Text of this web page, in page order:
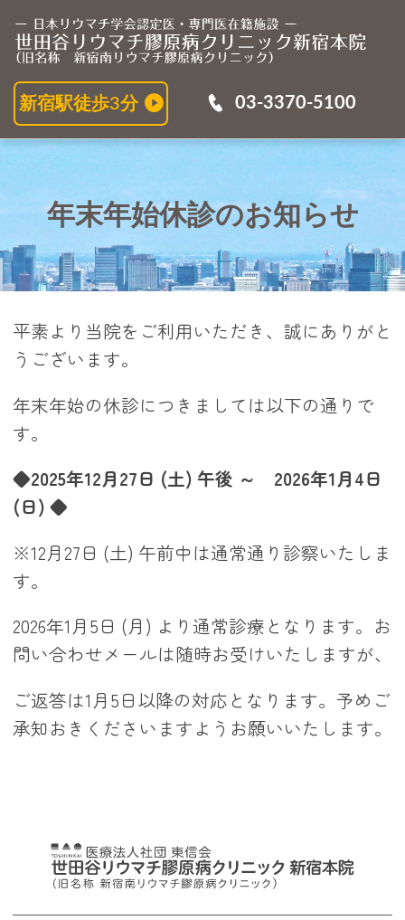
新宿駅徒歩3分 03-3370-5100
年末年始休診のお知らせ
平素より当院をご利用いただき、誠にありがと
うございます。
年末年始の休診につきましては以下の通りで
す。
◆2025年12月27日 (土) 午後 ～ 2026年1月4日
(日) ◆
※12月27日 (土) 午前中は通常通り診察いたしま
す。
2026年1月5日 (月) より通常診療となります。お
問い合わせメールは随時お受けいたしますが、
ご返答は1月5日以降の対応となります。予めご
承知おきくださいますようお願いいたします。